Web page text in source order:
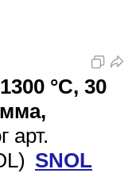
°С, 30
арт.
SNOL